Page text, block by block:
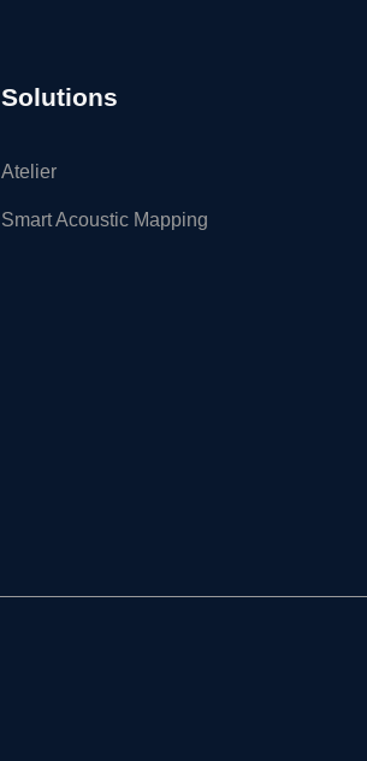
Solutions
Atelier
Smart Acoustic Mapping